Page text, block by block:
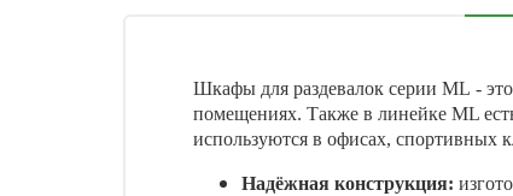
Шкафы для раздевалок серии ML -
помещениях. Также в линейке ML
используются в офисах, спортивных
Надёжная конструкция: